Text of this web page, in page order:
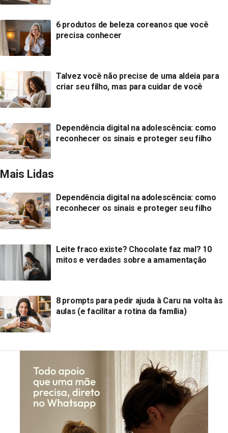
6 produtos de beleza coreanos que você
precisa conhecer
Talvez você não precise de uma aldeia para
criar seu filho, mas para cuidar de você
Dependência digital na adolescência: como
reconhecer os sinais e proteger seu filho
Mais Lidas
Dependência digital na adolescência: como
reconhecer os sinais e proteger seu filho
Leite fraco existe? Chocolate faz mal? 10
mitos e verdades sobre a amamentação
8 prompts para pedir ajuda à Caru na volta às
aulas (e facilitar a rotina da família)